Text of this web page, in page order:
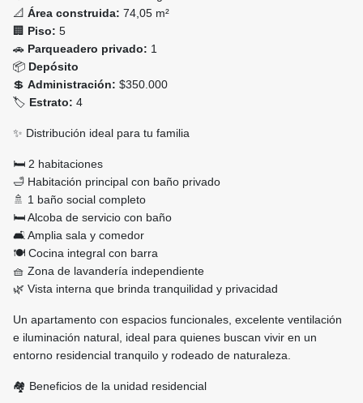
📐 Área construida: 74,05 m²
🏢 Piso: 5
🚗 Parqueadero privado: 1
📦 Depósito
💲 Administración: $350.000
🏷️ Estrato: 4
✨ Distribución ideal para tu familia
🛏️ 2 habitaciones
🛁 Habitación principal con baño privado
🚿 1 baño social completo
🛏️ Alcoba de servicio con baño
🛋️ Amplia sala y comedor
🍽️ Cocina integral con barra
🧺 Zona de lavandería independiente
🌿 Vista interna que brinda tranquilidad y privacidad
Un apartamento con espacios funcionales, excelente ventilación
e iluminación natural, ideal para quienes buscan vivir en un
entorno residencial tranquilo y rodeado de naturaleza.
🏘️ Beneficios de la unidad residencial